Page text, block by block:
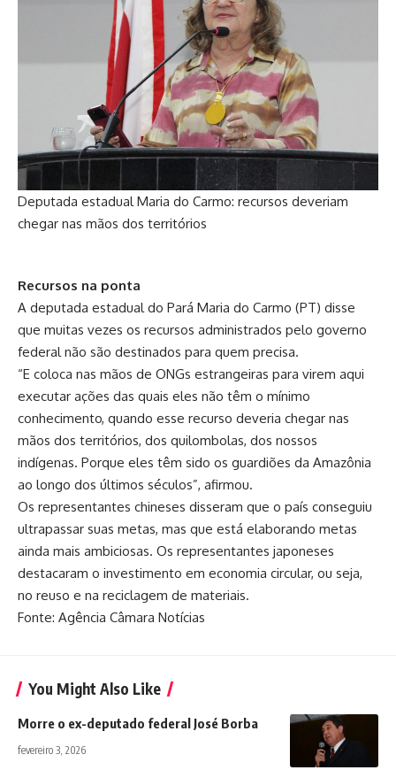
Deputada estadual Maria do Carmo: recursos deveriam
chegar nas mãos dos territórios
Recursos na ponta
A deputada estadual do Pará Maria do Carmo (PT) disse
que muitas vezes os recursos administrados pelo governo
federal não são destinados para quem precisa.
“E coloca nas mãos de ONGs estrangeiras para virem aqui
executar ações das quais eles não têm o mínimo
conhecimento, quando esse recurso deveria chegar nas
mãos dos territórios, dos quilombolas, dos nossos
indígenas. Porque eles têm sido os guardiões da Amazônia
ao longo dos últimos séculos”, afirmou.
Os representantes chineses disseram que o país conseguiu
ultrapassar suas metas, mas que está elaborando metas
ainda mais ambiciosas. Os representantes japoneses
destacaram o investimento em economia circular, ou seja,
no reuso e na reciclagem de materiais.
Fonte: Agência Câmara Notícias
You Might Also Like
Morre o ex-deputado federal José Borba
fevereiro 3, 2026